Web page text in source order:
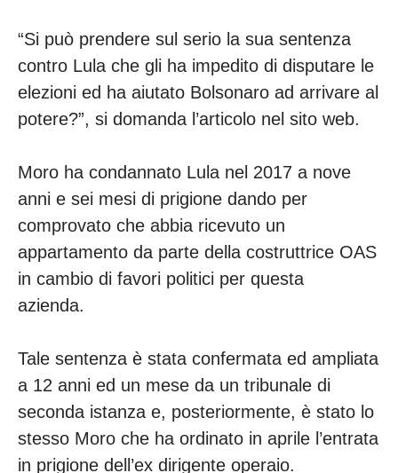
“Si può prendere sul serio la sua sentenza
contro Lula che gli ha impedito di disputare le
elezioni ed ha aiutato Bolsonaro ad arrivare al
potere?”, si domanda l’articolo nel sito web.
Moro ha condannato Lula nel 2017 a nove
anni e sei mesi di prigione dando per
comprovato che abbia ricevuto un
appartamento da parte della costruttrice OAS
in cambio di favori politici per questa
azienda.
Tale sentenza è stata confermata ed ampliata
a 12 anni ed un mese da un tribunale di
seconda istanza e, posteriormente, è stato lo
stesso Moro che ha ordinato in aprile l’entrata
in prigione dell’ex dirigente operaio.